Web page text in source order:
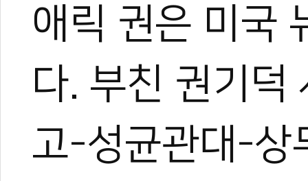
애릭 권은 미국
다. 부친 권기덕
고-성균관대-상